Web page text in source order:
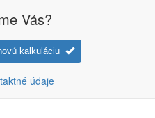
Vás?
kalkuláciu
údaje